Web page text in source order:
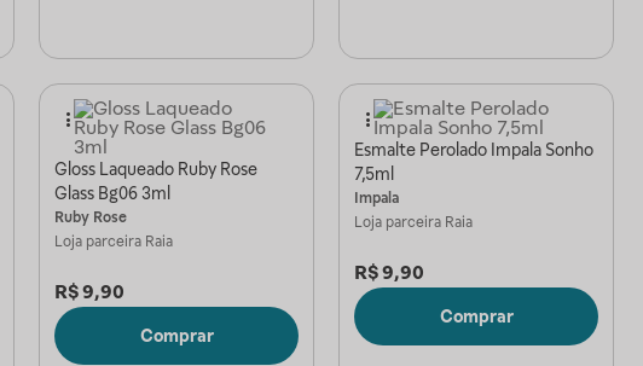
Gloss Laqueado Ruby Rose
Glass Bg06 3ml
Ruby Rose
Loja parceira Raia
R$9,90
Comprar
Esmalte Perolado Impala Sonho
7,5ml
Impala
Loja parceira Raia
R$9,90
Comprar